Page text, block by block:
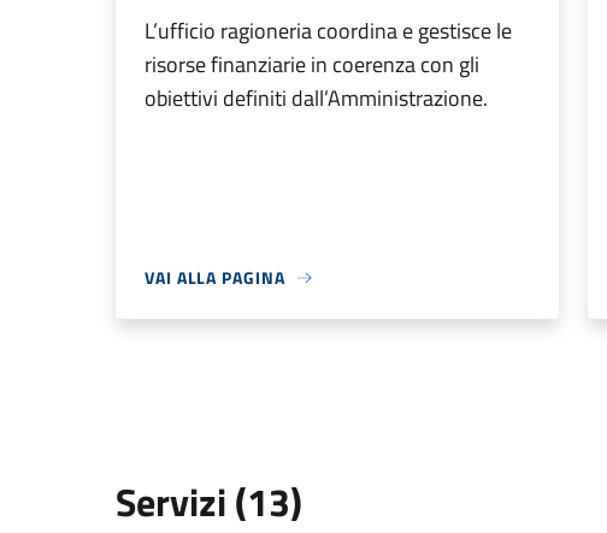
L’ufficio ragioneria coordina e gestisce le
risorse finanziarie in coerenza con gli
obiettivi definiti dall’Amministrazione.
VAI ALLA PAGINA
Servizi (13)